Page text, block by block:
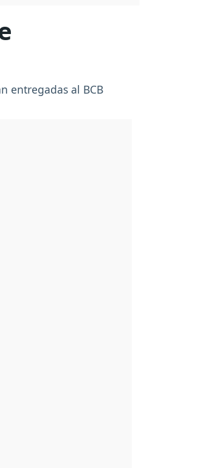
entregadas al BCB